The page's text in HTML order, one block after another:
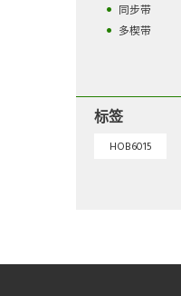
同步带
多楔带
标签
HOB6015